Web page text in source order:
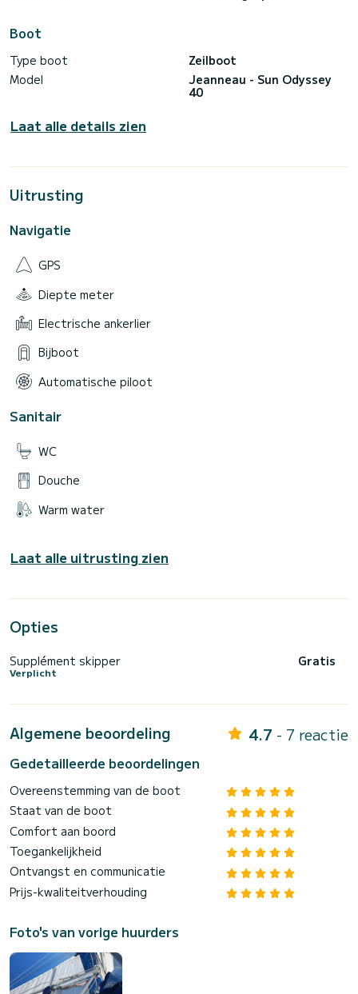
Boot
Type boot
Zeilboot
Model
Jeanneau - Sun Odyssey
40
Laat alle details zien
Uitrusting
Navigatie
GPS
Diepte meter
Electrische ankerlier
Bijboot
Automatische piloot
Sanitair
WC
Douche
Warm water
Laat alle uitrusting zien
Opties
Supplément skipper
Verplicht
Gratis
Algemene beoordeling 4.7 - 7 reactie
Gedetailleerde beoordelingen
Overeenstemming van de boot
Staat van de boot
Comfort aan boord
Toegankelijkheid
Ontvangst en communicatie
Prijs-kwaliteitverhouding
Foto's van vorige huurders